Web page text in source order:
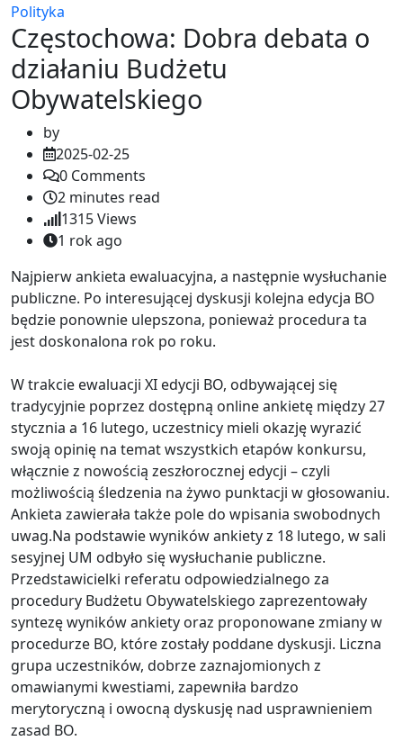
Polityka
Częstochowa: Dobra debata o
działaniu Budżetu
Obywatelskiego
by
2025-02-25
0 Comments
2 minutes read
1315Views
1 rok ago
Najpierw ankieta ewaluacyjna, a następnie wysłuchanie
publiczne. Po interesującej dyskusji kolejna edycja BO
będzie ponownie ulepszona, ponieważ procedura ta
jest doskonalona rok po roku.
W trakcie ewaluacji XI edycji BO, odbywającej się
tradycyjnie poprzez dostępną online ankietę między 27
stycznia a 16 lutego, uczestnicy mieli okazję wyrazić
swoją opinię na temat wszystkich etapów konkursu,
włącznie z nowością zeszłorocznej edycji – czyli
możliwością śledzenia na żywo punktacji w głosowaniu.
Ankieta zawierała także pole do wpisania swobodnych
uwag.Na podstawie wyników ankiety z 18 lutego, w sali
sesyjnej UM odbyło się wysłuchanie publiczne.
Przedstawicielki referatu odpowiedzialnego za
procedury Budżetu Obywatelskiego zaprezentowały
syntezę wyników ankiety oraz proponowane zmiany w
procedurze BO, które zostały poddane dyskusji. Liczna
grupa uczestników, dobrze zaznajomionych z
omawianymi kwestiami, zapewniła bardzo
merytoryczną i owocną dyskusję nad usprawnieniem
zasad BO.